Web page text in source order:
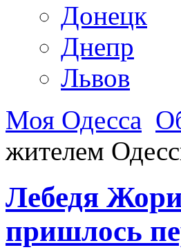
Донецк
Днепр
Львов
Моя Одесса
жителем
Лебедя
пришлось